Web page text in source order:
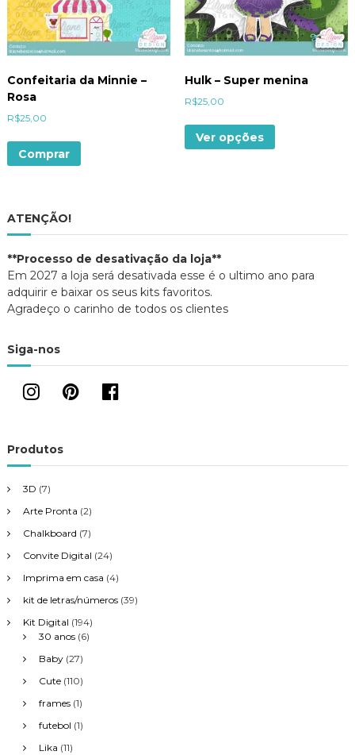
Confeitaria da Minnie –
Rosa
R$25,00
Comprar
Hulk – Super menina
R$25,00
Ver opções
ATENÇÃO!
**Processo de desativação da loja**
Em 2027 a loja será desativada esse é o ultimo ano para
adquirir e baixar os seus kits favoritos.
Agradeço o carinho de todos os clientes
Siga-nos
Produtos
3D (7)
Arte Pronta (2)
Chalkboard (7)
Convite Digital (24)
Imprima em casa (4)
kit de letras/números (39)
Kit Digital (194)
30 anos (6)
Baby (27)
Cute (110)
frames (1)
futebol (1)
Lika (11)